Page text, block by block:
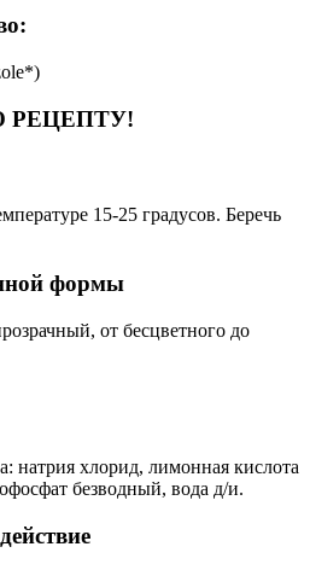
РЕЦЕПТУ!
15-25 градусов. Беречь
формы
от бесцветного до
натрия хлорид, лимонная кислота
безводный, вода д/и.